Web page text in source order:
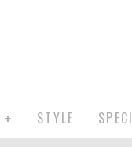
STYLE